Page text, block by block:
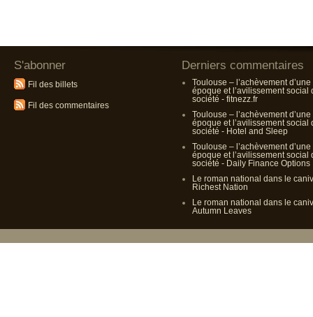
S'abonner
Fil des billets
Fil des commentaires
Derniers commentaires
Toulouse – l’achèvement d’une
époque et l’avilissement social
société - fitnezz.fr
Toulouse – l’achèvement d’une
époque et l’avilissement social
société - Hotel and Sleep
Toulouse – l’achèvement d’une
époque et l’avilissement social
société - Daily Finance Options
Le roman national dans le
Richest Nation
Le roman national dans le
Autumn Leaves